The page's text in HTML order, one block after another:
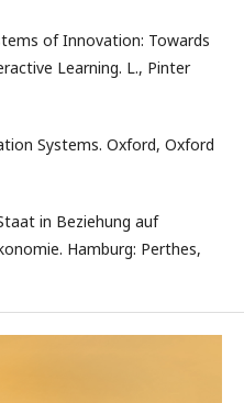
of Innovation: Towards
Learning. L., Pinter
Systems. Oxford, Oxford
in Beziehung auf
Hamburg: Perthes,